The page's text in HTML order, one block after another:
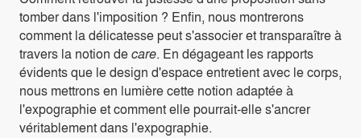
tomber dans l'imposition ? Enfin, nous montrerons
comment la délicatesse peut s'associer et transparaître à
travers la notion decare. En dégageant les rapports
évidents que le design d'espace entretient avec le corps,
nous mettrons en lumière cette notion adaptée à
l'expographie et comment elle pourrait-elle s'ancrer
véritablement dans l'expographie.